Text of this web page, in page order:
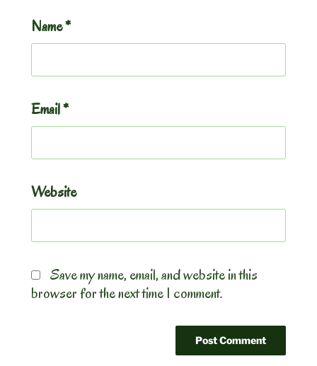
Name*
Email*
Website
Save my name, email, and website in this
browser for the next time I comment.